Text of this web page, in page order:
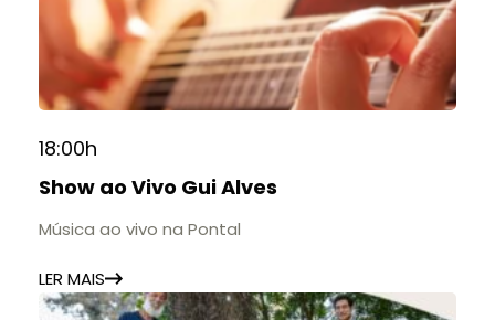
18:00h
Show ao Vivo Gui Alves
Música ao vivo na Pontal
LER MAIS